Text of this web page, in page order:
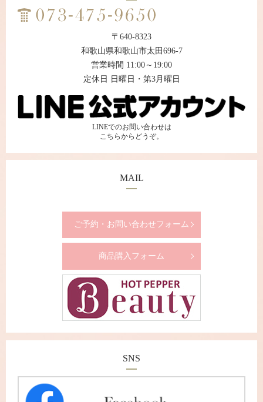
〒640-8323
和歌山県和歌山市太田696-7
営業時間 11:00～19:00
定休日 日曜日・第3月曜日
LINEでのお問い合わせは
こちらからどうぞ。
MAIL
ご予約・お問い合わせフォーム
商品購入フォーム
SNS